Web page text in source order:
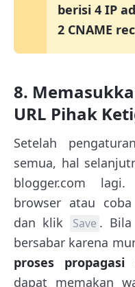
berisi 4 IP
2 CNAME
8.
URL Pihak
Setelah
semua, hal
blogger.com
browser atau
dan klik
Save .
bersabar karena
proses propagasi
dapat memakan